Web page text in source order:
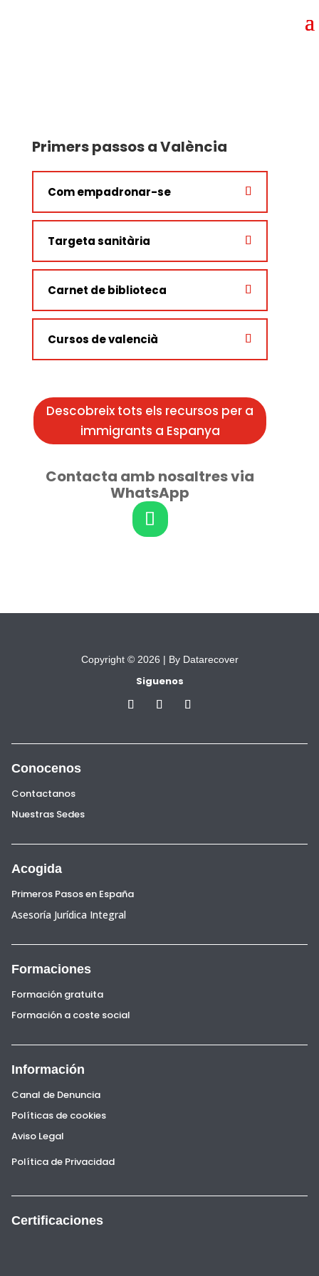
Primers passos a València
Com empadronar-se
Targeta sanitària
Carnet de biblioteca
Cursos de valencià
Descobreix tots els recursos per a
immigrants a Espanya
Contacta amb nosaltres via
WhatsApp
Copyright © 2026 | By Datarecover
Siguenos
Conocenos
Contactanos
Nuestras Sedes
Acogida
Primeros Pasos en España
Asesoría Jurídica Integral
Formaciones
Formación gratuita
Formación a coste social
Información
Canal de Denuncia
Políticas de cookies
Aviso Legal
Política de Privacidad
Certificaciones